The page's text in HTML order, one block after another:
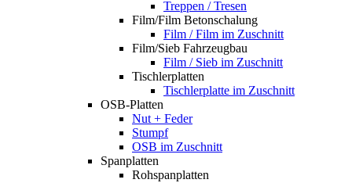
Treppen / Tresen
Film/Film Betonschalung
Film / Film im Zuschnitt
Film/Sieb Fahrzeugbau
Film / Sieb im Zuschnitt
Tischlerplatten
Tischlerplatte im Zuschnitt
OSB-Platten
Nut + Feder
Stumpf
OSB im Zuschnitt
Spanplatten
Rohspanplatten